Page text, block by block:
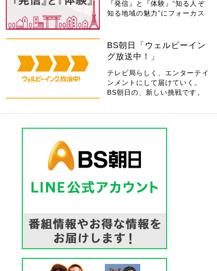
『発信』と『体験』“知る人ぞ
知る地域の魅力”にフォーカス
BS朝日「ウェルビーイン
グ放送中！」
テレビ局らしく、エンターテイ
ンメントにして届けていく。
BS朝日の、新しい挑戦です。